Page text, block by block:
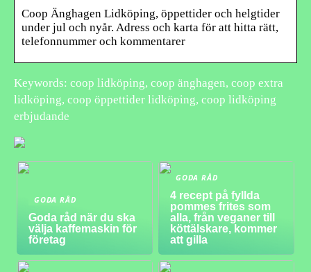
Coop Änghagen Lidköping, öppettider och helgtider
under jul och nyår. Adress och karta för att hitta rätt,
telefonnummer och kommentarer
Keywords: coop lidköping, coop änghagen, coop extra
lidköping, coop öppettider lidköping, coop lidköping
erbjudande
GODA RÅD
Goda råd när du ska
välja kaffemaskin för
företag
GODA RÅD
4 recept på fyllda
pommes frites som
alla, från veganer till
köttälskare, kommer
att gilla